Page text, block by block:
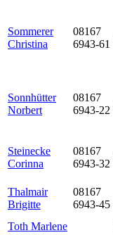
Sommerer
Christina
08167
6943-61
Sonnhütter
Norbert
08167
6943-22
Steinecke
Corinna
08167
6943-32
Thalmair
Brigitte
08167
6943-45
Toth Marlene